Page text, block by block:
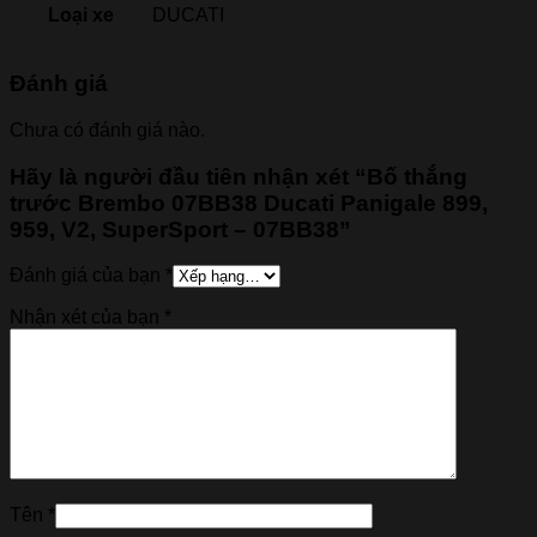
Loại xe DUCATI
Đánh giá
Chưa có đánh giá nào.
Hãy là người đầu tiên nhận xét “Bố thắng
trước Brembo 07BB38 Ducati Panigale 899,
959, V2, SuperSport – 07BB38”
Đánh giá của bạn *
Nhận xét của bạn *
Tên *